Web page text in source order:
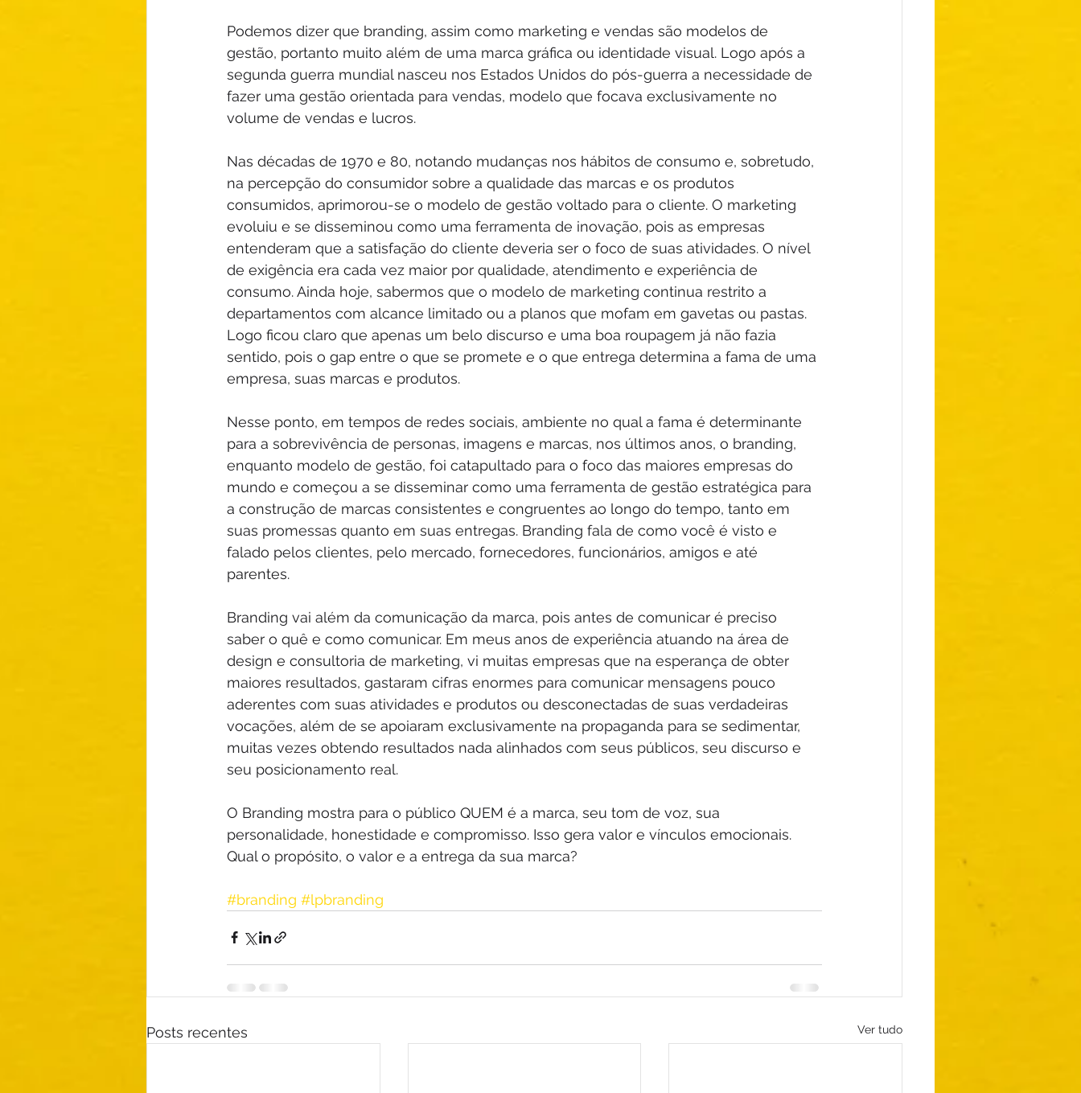
Podemos dizer que branding, assim como marketing e vendas são modelos de
gestão, portanto muito além de uma marca gráfica ou identidade visual. Logo após a
segunda guerra mundial nasceu nos Estados Unidos do pós-guerra a necessidade de
fazer uma gestão orientada para vendas, modelo que focava exclusivamente no
volume de vendas e lucros.
Nas décadas de 1970 e 80, notando mudanças nos hábitos de consumo e, sobretudo,
na percepção do consumidor sobre a qualidade das marcas e os produtos
consumidos, aprimorou-se o modelo de gestão voltado para o cliente. O marketing
evoluiu e se disseminou como uma ferramenta de inovação, pois as empresas
entenderam que a satisfação do cliente deveria ser o foco de suas atividades. O nível
de exigência era cada vez maior por qualidade, atendimento e experiência de
consumo. Ainda hoje, sabermos que o modelo de marketing continua restrito a
departamentos com alcance limitado ou a planos que mofam em gavetas ou pastas.
Logo ficou claro que apenas um belo discurso e uma boa roupagem já não fazia
sentido, pois o gap entre o que se promete e o que entrega determina a fama de uma
empresa, suas marcas e produtos.
Nesse ponto, em tempos de redes sociais, ambiente no qual a fama é determinante
para a sobrevivência de personas, imagens e marcas, nos últimos anos, o branding,
enquanto modelo de gestão, foi catapultado para o foco das maiores empresas do
mundo e começou a se disseminar como uma ferramenta de gestão estratégica para
a construção de marcas consistentes e congruentes ao longo do tempo, tanto em
suas promessas quanto em suas entregas. Branding fala de como você é visto e
falado pelos clientes, pelo mercado, fornecedores, funcionários, amigos e até
parentes.
Branding vai além da comunicação da marca, pois antes de comunicar é preciso
saber o quê e como comunicar. Em meus anos de experiência atuando na área de
design e consultoria de marketing, vi muitas empresas que na esperança de obter
maiores resultados, gastaram cifras enormes para comunicar mensagens pouco
aderentes com suas atividades e produtos ou desconectadas de suas verdadeiras
vocações, além de se apoiaram exclusivamente na propaganda para se sedimentar,
muitas vezes obtendo resultados nada alinhados com seus públicos, seu discurso e
seu posicionamento real.
O Branding mostra para o público QUEM é a marca, seu tom de voz, sua
personalidade, honestidade e compromisso. Isso gera valor e vínculos emocionais.
Qual o propósito, o valor e a entrega da sua marca?
#branding #lpbranding
Posts recentes Ver tudo